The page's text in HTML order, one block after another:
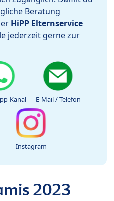
Beratung
HiPP Elternservice
jederzeit gerne zur
Kanal E-Mail / Telefon
Instagram
2023